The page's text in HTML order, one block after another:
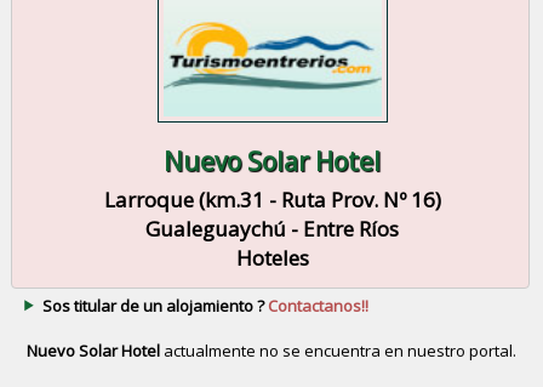
Nuevo Solar Hotel
Larroque (km.31 - Ruta Prov. Nº 16)
Gualeguaychú - Entre Ríos
Hoteles
Sos titular de un alojamiento ?Contactanos!!
Nuevo Solar Hotelactualmente no se encuentra en nuestro portal.